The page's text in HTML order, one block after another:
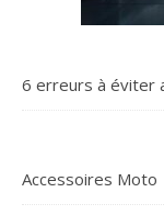
6 erreurs à éviter
Accessoires Moto